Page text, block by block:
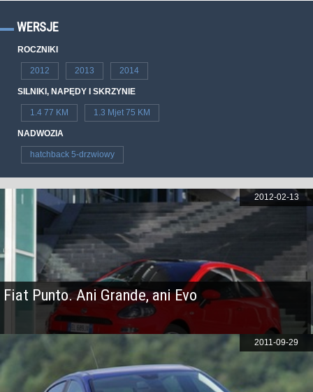
WERSJE
ROCZNIKI
2012 2013 2014
SILNIKI, NAPĘDY I SKRZYNIE
1.4 77 KM 1.3 Mjet 75 KM
NADWOZIA
hatchback 5-drzwiowy
Fiat Punto. Ani Grande, ani Evo
2012-02-13
2011-09-29